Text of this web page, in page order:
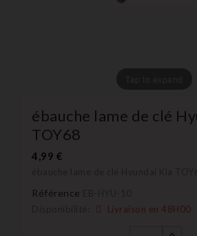
ébauche lame de clé
TOY68
4,99 €
Référence
Livraison en 48H00